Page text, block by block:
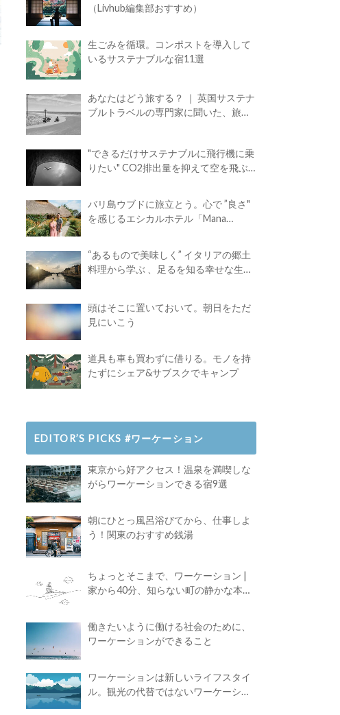
（Livhub編集部おすすめ）
生ごみを循環。コンポストを導入して
いるサステナブルな宿11選
あなたはどう旅する？ ｜ 英国サステナ
ブルトラベルの専門家に聞いた、旅の
"できるだけサステナブルに飛行機に乗
りたい" CO2排出量を抑えて空を飛ぶ
バリ島ウブドに旅立とう。心で ”良さ"
を感じるエシカルホテル「Mana
“あるもので美味しく” イタリアの郷土
料理から学ぶ 、足るを知る幸せな生き
頭はそこに置いておいて。朝日をただ
見にいこう
道具も車も買わずに借りる。モノを持
たずにシェア&サブスクでキャンプ
EDITOR’S PICKS #ワーケーション
東京から好アクセス！温泉を満喫しな
がらワーケーションできる宿9選
朝にひとっ風呂浴びてから、仕事しよ
う！関東のおすすめ銭湯
ちょっとそこまで、ワーケーション |
家から40分、知らない町の静かな本屋
働きたいように働ける社会のために、
ワーケーションができること
ワーケーションは新しいライフスタイ
ル。観光の代替ではないワーケーショ